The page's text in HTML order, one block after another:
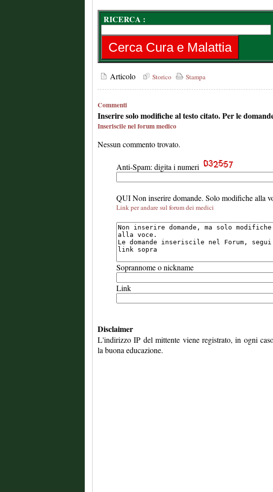
RICERCA :
Articolo Storico Stampa
Commenti
Inserire solo modifiche al testo citato. Per le
Inseriscile nel forum medico
Nessun commento trovato.
Anti-Spam: digita i numeri
QUI Non inserire domande. Solo modifiche alla
Link per andare sul forum dei medici
Soprannome o nickname
Link
Disclaimer
L'indirizzo IP del mittente viene registrato, in ogni
la buona educazione.